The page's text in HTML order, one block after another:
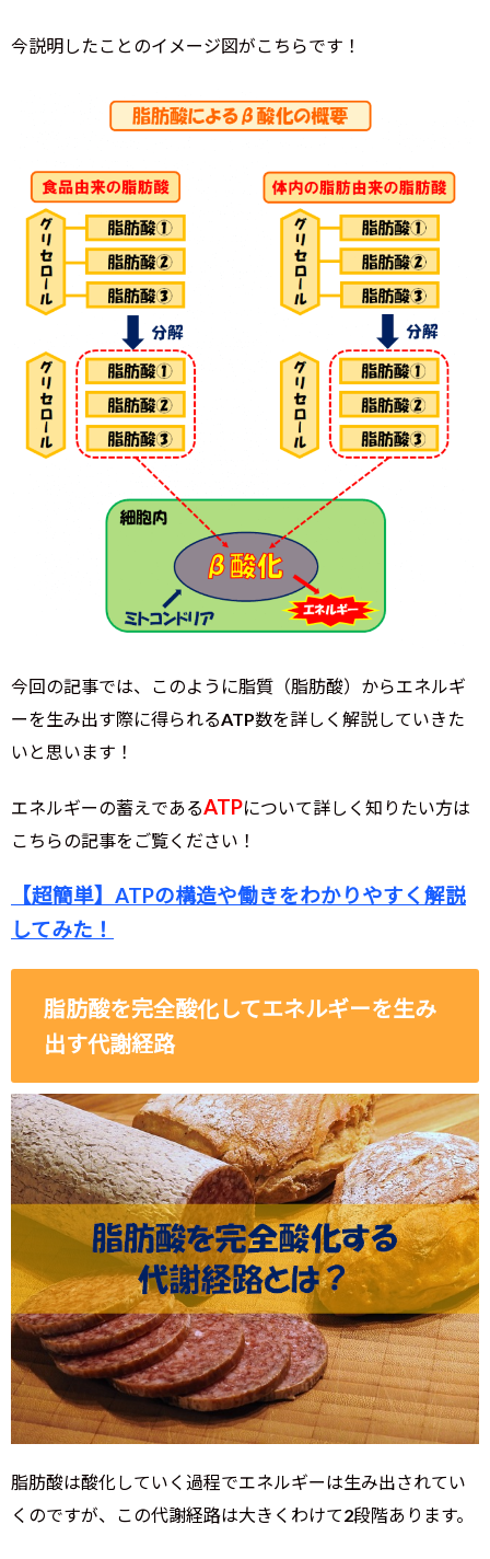
今説明したことのイメージ図がこちらです！
今回の記事では、このように脂質（脂肪酸）からエネルギ
ーを生み出す際に得られるATP数を詳しく解説していきた
いと思います！
エネルギーの蓄えであるATPについて詳しく知りたい方は
こちらの記事をご覧ください！
【超簡単】ATPの構造や働きをわかりやすく解説
してみた！
脂肪酸を完全酸化してエネルギーを生み
出す代謝経路
脂肪酸は酸化していく過程でエネルギーは生み出されてい
くのですが、この代謝経路は大きくわけて2段階あります。